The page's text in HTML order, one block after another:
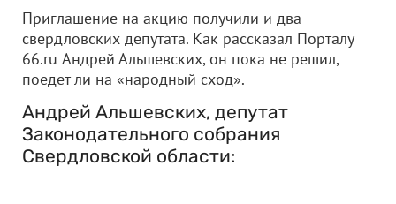
Приглашение на акцию получили и два
свердловских депутата. Как рассказал Порталу
66.ru Андрей Альшевских, он пока не решил,
поедет ли на «народный сход».
Андрей Альшевских, депутат
Законодательного собрания
Свердловской области: